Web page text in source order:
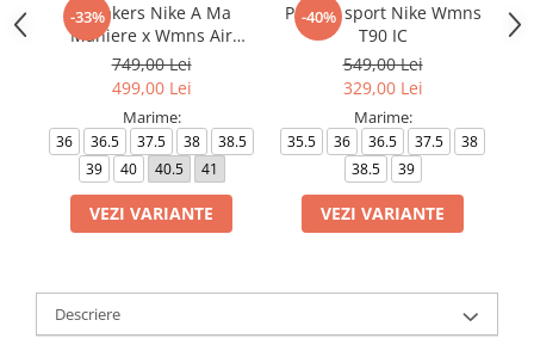
-33%
Sneakers Nike A Ma
Maniere x Wmns Air
Force 1 Low 07
749,00 Lei
499,00 Lei
Marime:
36 36.5 37.5 38
38.5
39
40 40.5 41
VEZI VARIANTE
-40%
Pantofi sport Nike Wmns
T90 IC
549,00 Lei
329,00 Lei
Marime:
35.5 36 36.5 37.5
38
38.5
39
VEZI VARIANTE
Descriere